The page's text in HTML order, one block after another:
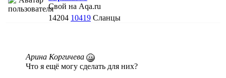
Свой на Aqa.ru
14204 10419 Сланцы
Арина Коргичева
Что я ещё могу сделать для них?